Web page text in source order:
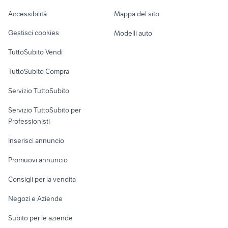
Loft, mansarde e
Informatica
Console e
Fotografia
Telefonia
Accessibilità
Gestisci cookies
TuttoSubito Vendi
TuttoSubito Compra
Servizio TuttoSubito
Servizio TuttoSubito per
Professionisti
Inserisci annuncio
Promuovi annuncio
Consigli per la vendita
Negozi e Aziende
Subito per le aziende
Mappa del sito
Modelli auto